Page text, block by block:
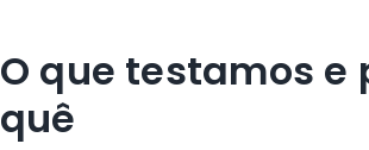
O que testamos e
quê